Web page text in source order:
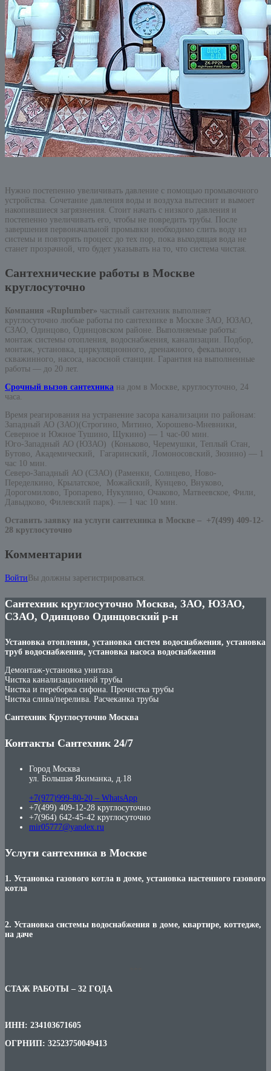
Нужно постепенно увеличивать давление с помощью промывочного
устройства. Сочетание давления воды и воздуха вытеснит и вымоет
накопившиеся загрязнения. Стоит начать с низкого давления и
постепенно увеличивать его, чтобы не повредить трубы. После
завершения первоначальной промывки необходимо слить воду из
системы и повторять процесс до тех пор, пока выходящая вода не
станет прозрачной, что будет указывать на то, что система чистая.
Сантехнические работы в Москве
круглосуточно
Компания «Ruplumber» частный сантехник выполняет
круглосуточно любые работы по сантехнике в Москве ЗАО, ЮЗАО,
СЗАО, Одинцово, Одинцовском районе. Выполняемые работы:
монтаж системы отопления, водоснабжения, канализации. Подбор,
монтаж, установка, циркуляционного, дренажного, фекального,
скважинного, насоса, насосной станции. Гарантия на выполненные
работы — до 20 лет.
Срочный вызов сантехника на дом в Москве, круглосуточно, 24
часа.
Время реагирования на устранение засора канализации по районам:
Западный АО (ЗАО)(Строгино, Митино, Хорошево-Мневники,
Северное и Южное Тушино, Щукино) — 1 час-00 мин.
Юго-Западный АО (ЮЗАО) (Коньково, Черемушки, Теплый Стан,
Бутово, Академический, Гагаринский, Ломоносовский, Зюзино) — 1
час 10 мин.
Северо-Западный АО (СЗАО) (Раменки, Солнцево, Ново-
Переделкино, Крылатское, Можайский, Кунцево, Внуково,
Дорогомилово, Тропарево, Нукулино, Очаково, Матвеевское, Фили,
Давыдково, Филевский парк). — 1 час 10 мин.
Оставить заявку на услуги сантехника в Москве – +7(499) 409-12-
28 круглосуточно
Комментарии
Войти Вы должны зарегистрироваться.
Сантехник круглосуточно Москва, ЗАО, ЮЗАО,
СЗАО, Одинцово Одинцовский р-н
Установка отопления, установка систем водоснабжения, установка
труб водоснабжения, установка насоса водоснабжения
Демонтаж-установка унитаза
Чистка канализационной трубы
Чистка и переборка сифона. Прочистка трубы
Чистка слива/перелива. Расчеканка трубы
Сантехник Круглосуточно Москва
Контакты Сантехник 24/7
Город Москва
ул. Большая Якиманка, д.18
+7(977)999-80-20 – WhatsApp
+7(499) 409-12-28 круглосуточно
+7(964) 642-45-42 круглосуточно
mir05777@yandex.ru
Услуги сантехника в Москве
1. Установка газового котла в доме, установка настенного газового
котла
2. Установка системы водоснабжения в доме, квартире, коттедже,
на даче
СТАЖ РАБОТЫ – 32 ГОДА
ИНН: 234103671605
ОГРНИП: 32523750049413